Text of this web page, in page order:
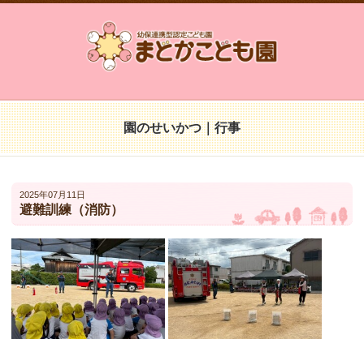
園のせいかつ｜行事
2025年07月11日
避難訓練（消防）